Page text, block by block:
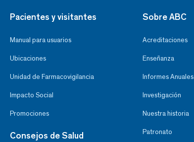
Pacientes y visitantes
Manual para usuarios
Ubicaciones
Unidad de Farmacovigilancia
Impacto Social
Promociones
Consejos de Salud
Sobre ABC
Acreditaciones
Enseñanza
Informes Anuales
Investigación
Nuestra historia
Patronato